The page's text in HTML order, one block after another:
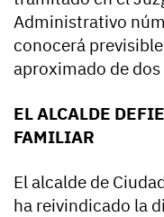
Administrativo
conocerá
aproximado de dos
EL ALCALDE
FAMILIAR
El alcalde de
ha reivindicado la